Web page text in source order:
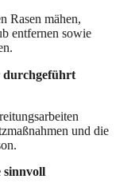
Rasen mähen,
entfernen sowie
durchgeführt
und die
sinnvoll